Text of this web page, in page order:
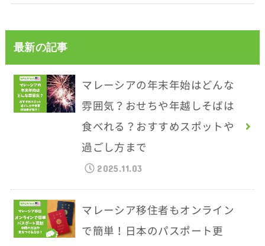
最新の記事
マレーシアの年末年始はどんな
雰囲気？おせちや年越しそばは
食べれる？おすすめスポットや
過ごし方まで
2025.11.03
マレーシア移住者もオンライン
で簡単！日本のパスポート更